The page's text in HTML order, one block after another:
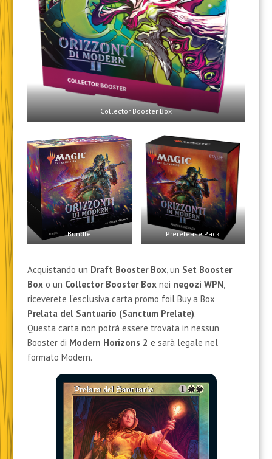
Collector Booster Box
Bundle Prerelease Pack
Acquistando un Draft Booster Box, un Set Booster
Boxo un Collector Booster Boxnei negozi WPN,
riceverete l’esclusiva carta promo foil Buy a Box
Prelata del Santuario (Sanctum Prelate).
Questa carta non potrà essere trovata in nessun
Booster di Modern Horizons 2 e sarà legale nel
formato Modern.